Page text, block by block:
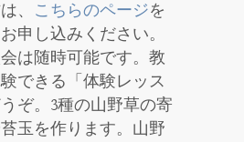
、 こちらのページを
申し込みください。
は随時可能です。教
できる「体験レッス
ぞ。3種の山野草の寄
玉を作ります。山野